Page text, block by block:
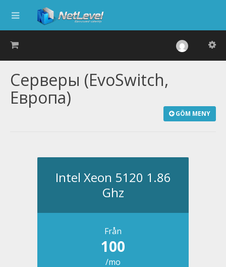
Серверы (EvoSwitch,
Европа)
GÖM MENY
Intel Xeon 5120 1.86
Ghz
Från
100
/mo